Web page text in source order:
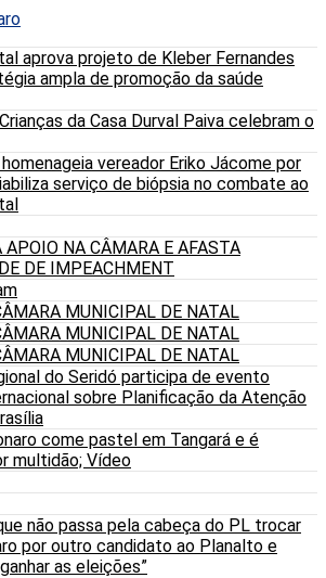
aprova projeto de Kleber Fernandes
ampla de promoção da saúde
da Casa Durval Paiva celebram o
vereador Eriko Jácome por
serviço de biópsia no combate ao
NA CÂMARA E AFASTA
DE IMPEACHMENT
MUNICIPAL DE NATAL
MUNICIPAL DE NATAL
MUNICIPAL DE NATAL
do Seridó participa de evento
sobre Planificação da Atenção
come pastel em Tangará e é
multidão; Vídeo
não passa pela cabeça do PL trocar
por outro candidato ao Planalto e
as eleições”